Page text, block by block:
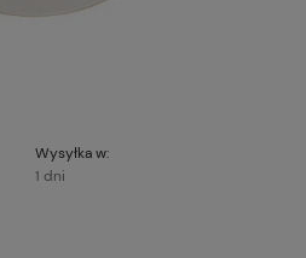
Wysyłka w:
1 dni
kosztów płatności